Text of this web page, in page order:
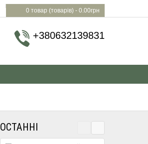
0 товар (товарів) - 0.00грн
+380632139831
ОСТАННІ